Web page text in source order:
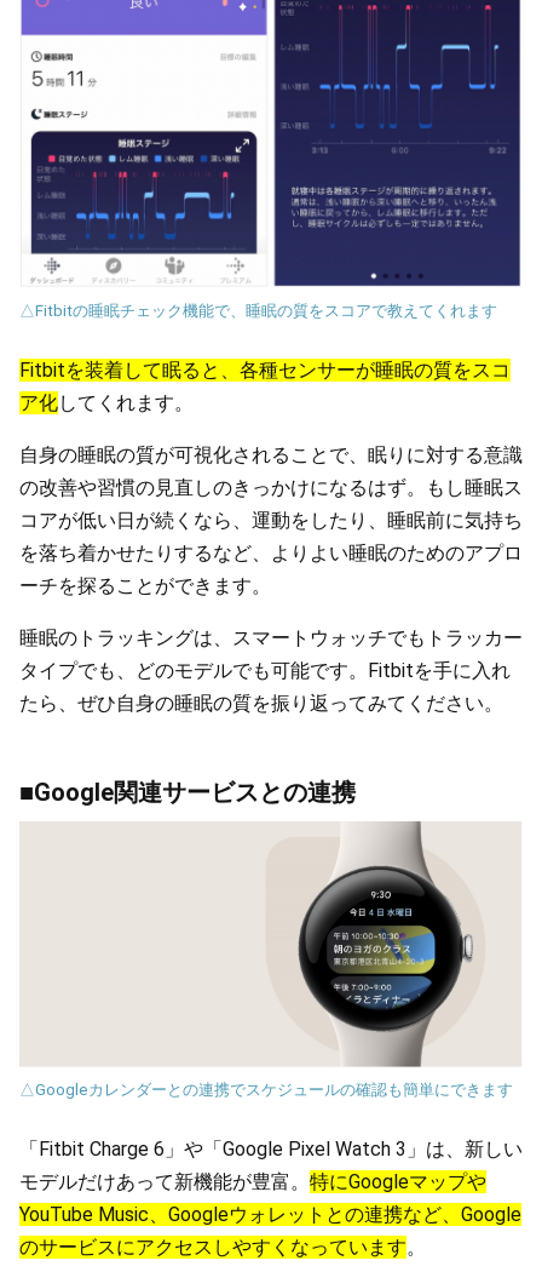
△Fitbitの睡眠チェック機能で、睡眠の質をスコアで教えてくれます
Fitbitを装着して眠ると、各種センサーが睡眠の質をスコ
ア化してくれます。
自身の睡眠の質が可視化されることで、眠りに対する意識
の改善や習慣の見直しのきっかけになるはず。もし睡眠ス
コアが低い日が続くなら、運動をしたり、睡眠前に気持ち
を落ち着かせたりするなど、よりよい睡眠のためのアプロ
ーチを探ることができます。
睡眠のトラッキングは、スマートウォッチでもトラッカー
タイプでも、どのモデルでも可能です。Fitbitを手に入れ
たら、ぜひ自身の睡眠の質を振り返ってみてください。
■Google関連サービスとの連携
△Googleカレンダーとの連携でスケジュールの確認も簡単にできます
「Fitbit Charge 6」や「Google Pixel Watch 3」は、新しい
モデルだけあって新機能が豊富。 特にGoogleマップや
YouTube Music、Googleウォレットとの連携など、Google
のサービスにアクセスしやすくなっています。